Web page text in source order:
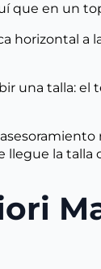
que en un
a
una talla:
la talla